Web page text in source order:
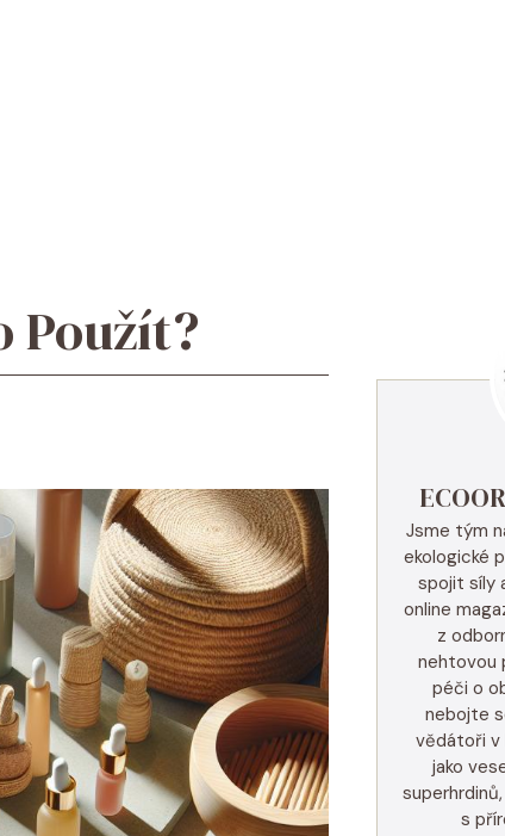
Použít?
Jsme tým
ekologické
spojit síly
online
z
nehtovou
péči o
nebojte
vědátoři v
jako
s